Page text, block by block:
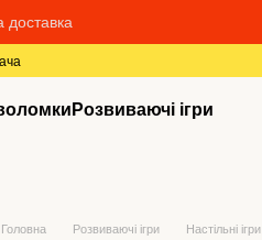
Розвиваючі ігри
Головна Розвиваючі ігри Настільні ігри